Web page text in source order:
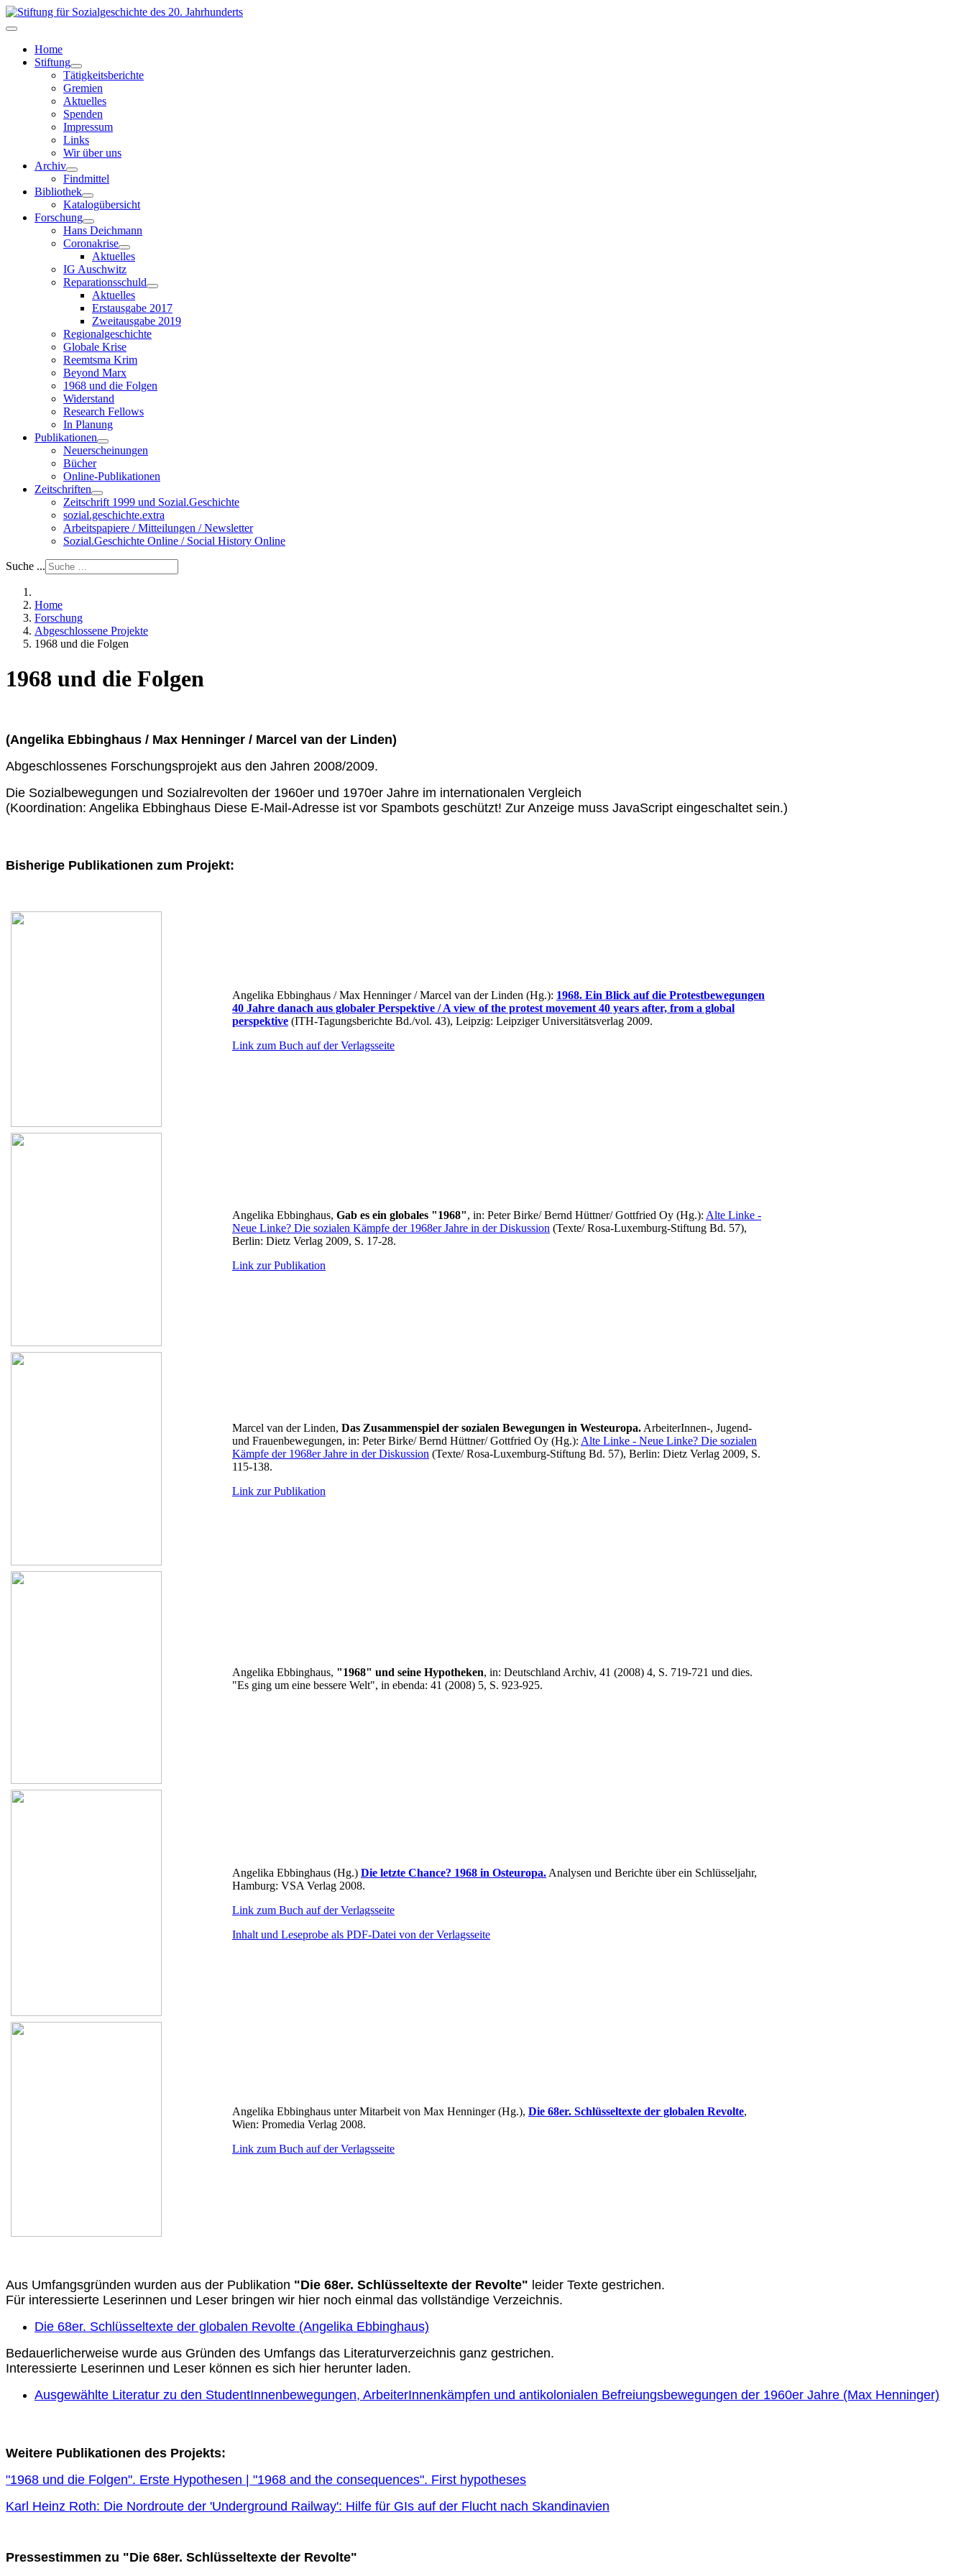
Home
Stiftung
Tätigkeitsberichte
Gremien
Aktuelles
Spenden
Impressum
Links
Wir über uns
Archiv
Findmittel
Bibliothek
Katalogübersicht
Forschung
Hans Deichmann
Coronakrise
Aktuelles
IG Auschwitz
Reparationsschuld
Aktuelles
Erstausgabe 2017
Zweitausgabe 2019
Regionalgeschichte
Globale Krise
Reemtsma Krim
Beyond Marx
1968 und die Folgen
Widerstand
Research Fellows
In Planung
Publikationen
Neuerscheinungen
Bücher
Online-Publikationen
Zeitschriften
Zeitschrift 1999 und Sozial.Geschichte
sozial.geschichte.extra
Arbeitspapiere / Mitteilungen / Newsletter
Sozial.Geschichte Online / Social History Online
Suche ...
Home
Forschung
Abgeschlossene Projekte
1968 und die Folgen
1968 und die Folgen
(Angelika Ebbinghaus / Max Henninger / Marcel van der Linden)
Abgeschlossenes Forschungsprojekt aus den Jahren 2008/2009.
Die Sozialbewegungen und Sozialrevolten der 1960er und 1970er Jahre im internationalen Vergleich
(Koordination: Angelika Ebbinghaus Diese E-Mail-Adresse ist vor Spambots geschützt! Zur Anzeige muss JavaScript eingeschaltet sein.)
Bisherige Publikationen zum Projekt:
Angelika Ebbinghaus / Max Henninger / Marcel van der Linden (Hg.): 1968. Ein Blick auf die Protestbewegungen
40 Jahre danach aus globaler Perspektive / A view of the protest movement 40 years after, from a global
perspektive (ITH-Tagungsberichte Bd./vol. 43), Leipzig: Leipziger Universitätsverlag 2009.
Link zum Buch auf der Verlagsseite
Angelika Ebbinghaus, Gab es ein globales "1968", in: Peter Birke/ Bernd Hüttner/ Gottfried Oy (Hg.): Alte Linke -
Neue Linke? Die sozialen Kämpfe der 1968er Jahre in der Diskussion (Texte/ Rosa-Luxemburg-Stiftung Bd. 57),
Berlin: Dietz Verlag 2009, S. 17-28.
Link zur Publikation
Marcel van der Linden, Das Zusammenspiel der sozialen Bewegungen in Westeuropa. ArbeiterInnen-, Jugend-
und Frauenbewegungen, in: Peter Birke/ Bernd Hüttner/ Gottfried Oy (Hg.): Alte Linke - Neue Linke? Die sozialen
Kämpfe der 1968er Jahre in der Diskussion (Texte/ Rosa-Luxemburg-Stiftung Bd. 57), Berlin: Dietz Verlag 2009, S.
115-138.
Link zur Publikation
Angelika Ebbinghaus, "1968" und seine Hypotheken, in: Deutschland Archiv, 41 (2008) 4, S. 719-721 und dies.
"Es ging um eine bessere Welt", in ebenda: 41 (2008) 5, S. 923-925.
Angelika Ebbinghaus (Hg.) Die letzte Chance? 1968 in Osteuropa. Analysen und Berichte über ein Schlüsseljahr,
Hamburg: VSA Verlag 2008.
Link zum Buch auf der Verlagsseite
Inhalt und Leseprobe als PDF-Datei von der Verlagsseite
Angelika Ebbinghaus unter Mitarbeit von Max Henninger (Hg.), Die 68er. Schlüsseltexte der globalen Revolte,
Wien: Promedia Verlag 2008.
Link zum Buch auf der Verlagsseite
Aus Umfangsgründen wurden aus der Publikation "Die 68er. Schlüsseltexte der Revolte" leider Texte gestrichen.
Für interessierte Leserinnen und Leser bringen wir hier noch einmal das vollständige Verzeichnis.
Die 68er. Schlüsseltexte der globalen Revolte (Angelika Ebbinghaus)
Bedauerlicherweise wurde aus Gründen des Umfangs das Literaturverzeichnis ganz gestrichen.
Interessierte Leserinnen und Leser können es sich hier herunter laden.
Ausgewählte Literatur zu den StudentInnenbewegungen, ArbeiterInnenkämpfen und antikolonialen Befreiungsbewegungen der 1960er Jahre (Max Henninger)
Weitere Publikationen des Projekts:
"1968 und die Folgen". Erste Hypothesen | "1968 and the consequences". First hypotheses
Karl Heinz Roth: Die Nordroute der 'Underground Railway': Hilfe für GIs auf der Flucht nach Skandinavien
Pressestimmen zu "Die 68er. Schlüsseltexte der Revolte"